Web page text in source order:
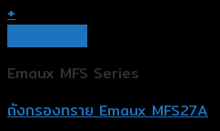
+
Emaux MFS Series
ถังกรองทราย Emaux MFS27A